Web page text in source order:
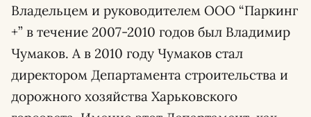
Владельцем и руководителем ООО “Паркинг
+” в течение 2007-2010 годов был Владимир
Чумаков. А в 2010 году Чумаков стал
директором Департамента строительства и
дорожного хозяйства Харьковского